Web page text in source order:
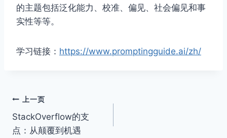
的主题包括泛化能力、校准、偏见、社会偏见和事
实性等等。
学习链接： https://www.promptingguide.ai/zh/
文
章
上一页
StackOverflow的支
点：从颠覆到机遇